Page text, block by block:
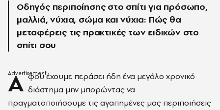
Οδηγός περιποίησης στο σπίτι για πρόσωπο,
μαλλιά, νύχια, σώμα και νύχια: Πώς θα
μεταφέρεις τις πρακτικές των ειδικών στο
σπίτι σου
Α φού έχουμε περάσει ήδη ένα μεγάλο χρονικό
διάστημα μην μπορώντας να
πραγματοποιήσουμε τις αγαπημένες μας περιποιήσεις